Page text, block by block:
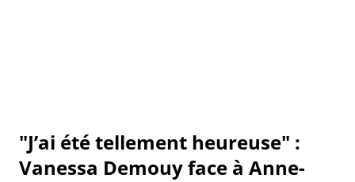
"J’ai été tellement heureuse" :
Vanessa Demouy face à Anne-